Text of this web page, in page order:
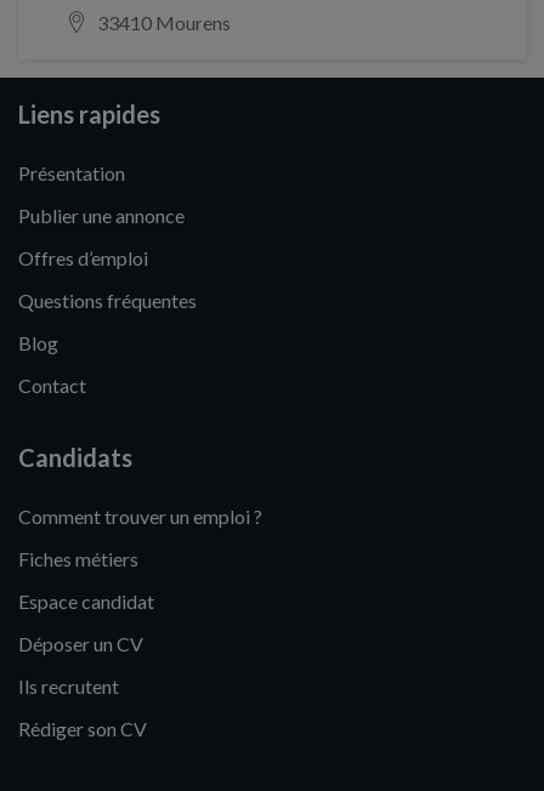
33410 Mourens
Liens rapides
Présentation
Publier une annonce
Offres d’emploi
Questions fréquentes
Blog
Contact
Candidats
Comment trouver un emploi ?
Fiches métiers
Espace candidat
Déposer un CV
Ils recrutent
Rédiger son CV